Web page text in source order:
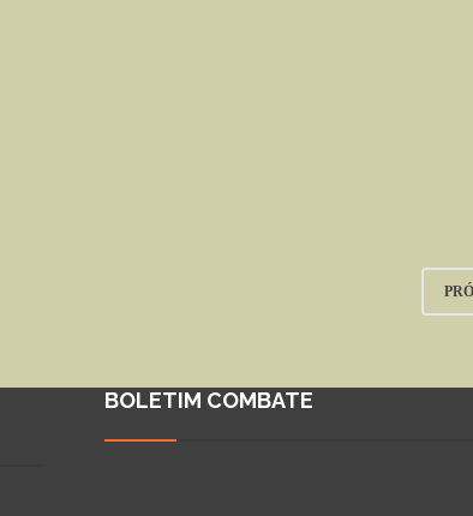
BOLETIM COMBATE